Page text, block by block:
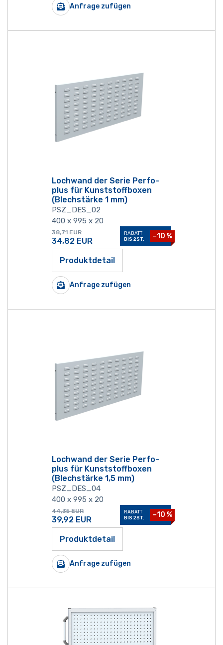
Anfrage zufügen
Lochwand der Serie Perfo-
plus für Kunststoffboxen
(Blechstärke 1 mm)
PSZ_DES_02
400 x 995 x 20
38,71 EUR
34,82 EUR
RABATT
BIS 2ST.
−10 %
Produktdetail
Anfrage zufügen
Lochwand der Serie Perfo-
plus für Kunststoffboxen
(Blechstärke 1,5 mm)
PSZ_DES_04
400 x 995 x 20
44,35 EUR
39,92 EUR
RABATT
BIS 2ST.
−10 %
Produktdetail
Anfrage zufügen